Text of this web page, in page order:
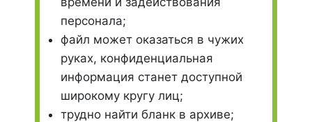
персонала;
файл может оказаться в чужих
руках, конфиденциальная
информация станет доступной
широкому кругу лиц;
трудно найти бланк в архиве;